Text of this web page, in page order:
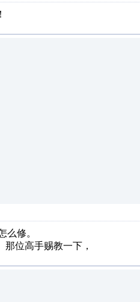
么修。
位高手赐教一下，